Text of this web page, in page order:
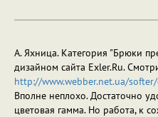
А. Яхница. Категория "Брюки
дизайном сайта Exler.Ru.
http://www.webber.net.ua/
Вполне неплохо. Достаточно
цветовая гамма. Но работа, к